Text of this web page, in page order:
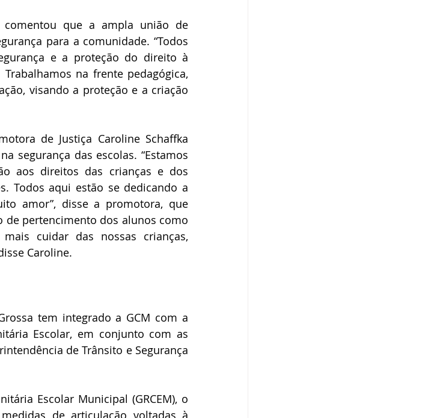
comentou que a ampla união de
para a comunidade. “Todos
e a proteção do direito à
na frente pedagógica,
visando a proteção e a criação
de Justiça Caroline Schaffka
segurança das escolas. “Estamos
aos direitos das crianças e dos
Todos aqui estão se dedicando a
amor”, disse a promotora, que
de pertencimento dos alunos como
cuidar das nossas crianças,
Caroline.
tem integrado a GCM com a
Escolar, em conjunto com as
de Trânsito e Segurança
Escolar Municipal (GRCEM), o
de articulação voltadas à